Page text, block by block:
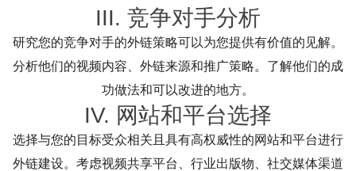
III. 竞争对手分析
研究您的竞争对手的外链策略可以为您提供有价值的见解。
分析他们的视频内容、外链来源和推广策略。了解他们的成
功做法和可以改进的地方。
IV. 网站和平台选择
选择与您的目标受众相关且具有高权威性的网站和平台进行
外链建设。考虑视频共享平台、行业出版物、社交媒体渠道